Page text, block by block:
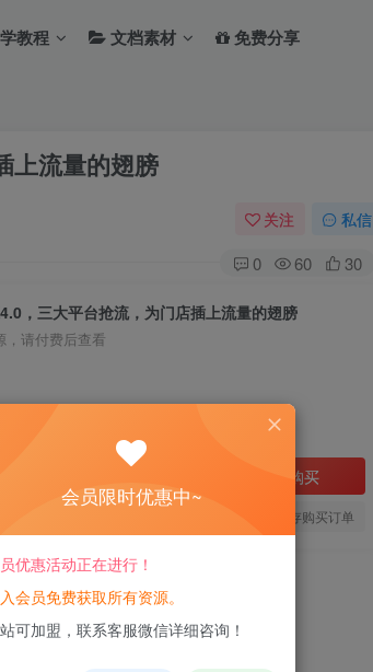
教程 文档素材 免费分享
上流量的翅膀
关注 私信
0 60 30
，三大平台抢流，为门店插上流量的翅膀
，请付费后查看
立即购买
您当前未登录！建议登陆后购买，可保存购买订单
会员限时优惠中~
优惠活动正在进行！
会员免费获取所有资源。
可加盟，联系客服微信详细咨询！